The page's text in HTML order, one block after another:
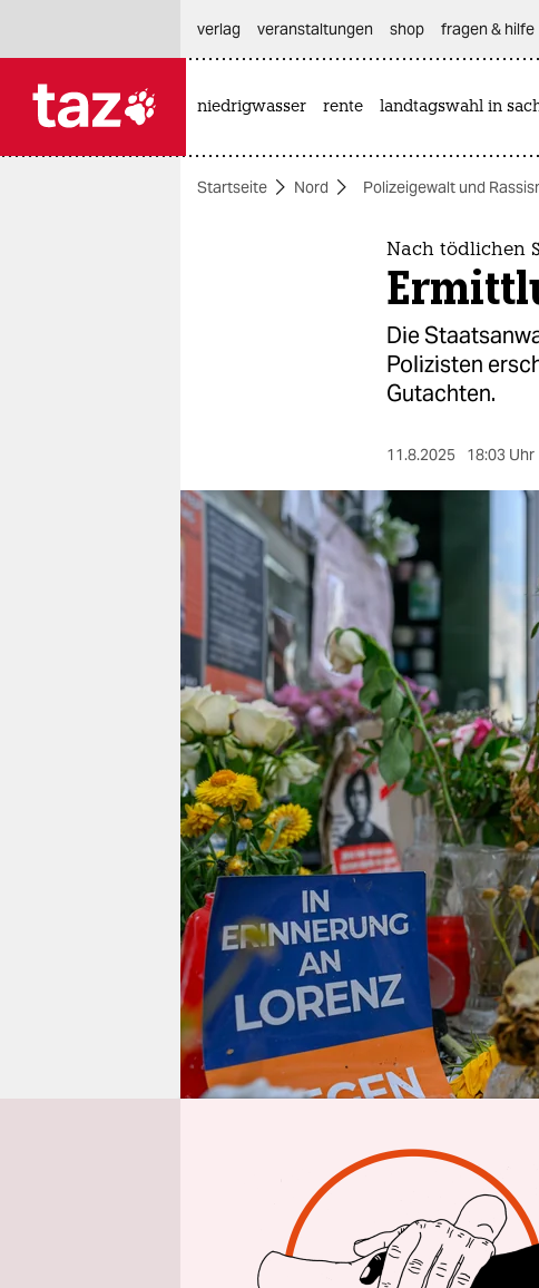
themen
berlin
nord
wahrheit
verlag
verlag
veranstaltungen
shop
fragen & hilfe
unterstützen
abo
genossenschaft
epaper login
verlag
veranstaltungen shop fragen & hilfe
niedrigwasser rente landtagswahl in
Startseite Nord Polizeigewalt und
Nach tödlichen
Die
Polizisten
Gutachten.
11.8.2025 18:03 Uhr
Aus Oldenburg
Die